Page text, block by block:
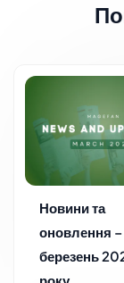
Новини та
оновлення –
березень